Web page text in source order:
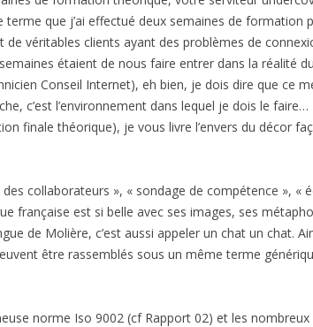
terme que j’ai effectué deux semaines de formation
de véritables clients ayant des problèmes de
étaient de nous faire entrer dans la réalité
Conseil Internet), eh bien, je dois dire que ce
c’est l’environnement dans lequel je dois le
finale théorique), je vous livre l’envers du décor
collaborateurs », « sondage de compétence », «
française est si belle avec ses images, ses
de Molière, c’est aussi appeler un chat un chat.
être rassemblés sous un même terme
norme Iso 9002 (cf Rapport 02) et les